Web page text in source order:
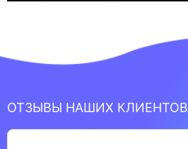
ОТЗЫВЫ НАШИХ КЛИЕНТОВ